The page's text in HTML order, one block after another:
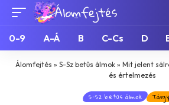
0-9 A-Á B C-Cs D
Álomfejtés » S-Sz betűs álmok» Mit jelent
és értelmezés
S-Sz betűs álmok